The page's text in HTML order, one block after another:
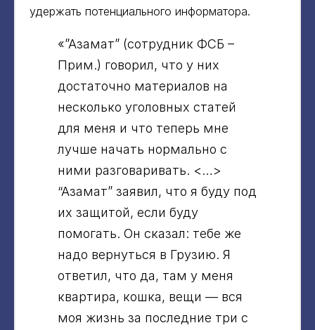
удержать потенциального информатора.
«”Азамат” (сотрудник ФСБ –
Прим.) говорил, что у них
достаточно материалов на
несколько уголовных статей
для меня и что теперь мне
лучше начать нормально с
ними разговаривать. <…>
“Азамат” заявил, что я буду под
их защитой, если буду
помогать. Он сказал: тебе же
надо вернуться в Грузию. Я
ответил, что да, там у меня
квартира, кошка, вещи — вся
моя жизнь за последние три с